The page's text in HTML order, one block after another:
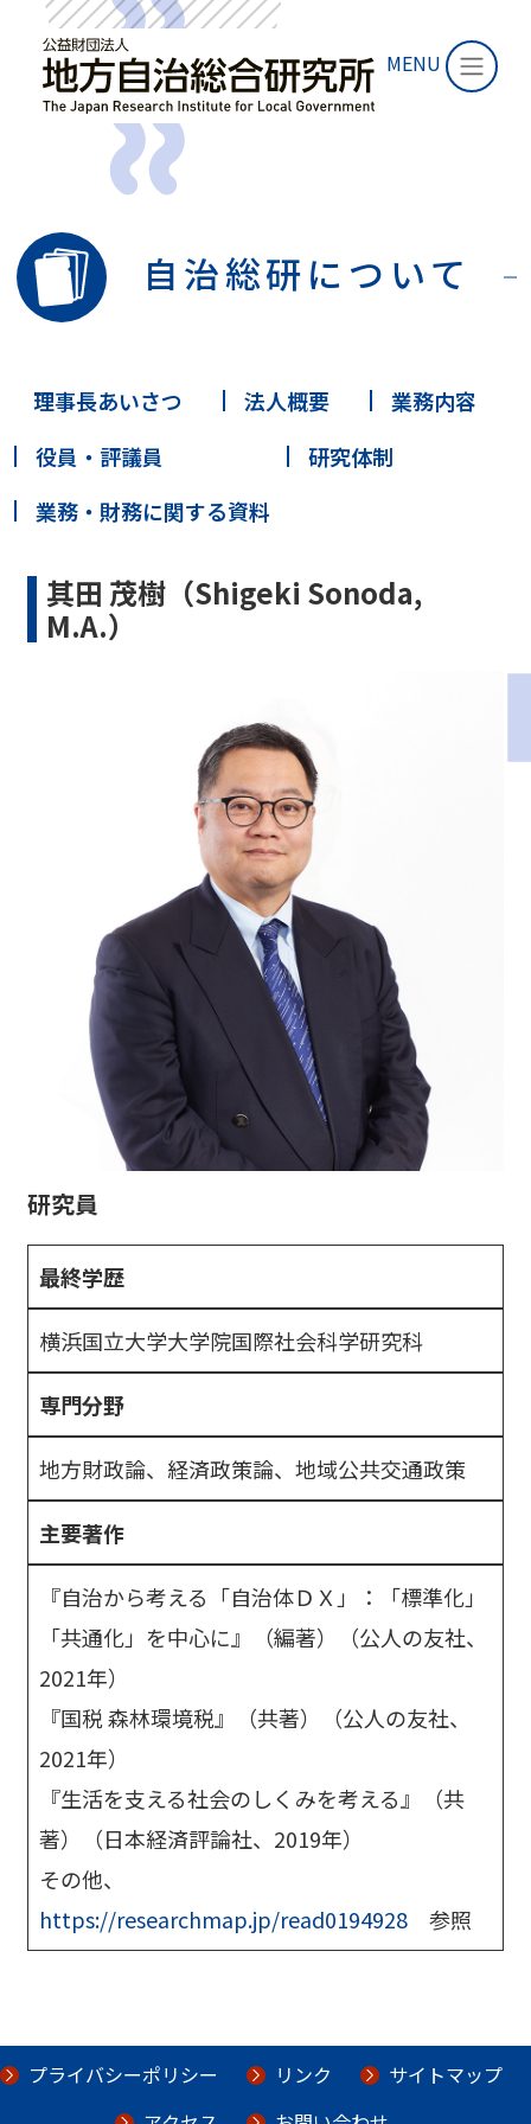
MENU
自治総研について
理事長あいさつ 法人概要
業務内容
役員・評議員
研究体制
業務・財務に関する資料
其田 茂樹（Shigeki Sonoda,
M.A.）
研究員
最終学歴
横浜国立大学大学院国際社会科学研究科
専門分野
地方財政論、経済政策論、地域公共交通政策
主要著作
『自治から考える「自治体ＤＸ」：「標準化」
「共通化」を中心に』（編著）（公人の友社、
2021年）
『国税 森林環境税』（共著）（公人の友社、
2021年）
『生活を支える社会のしくみを考える』（共
著）（日本経済評論社、2019年）
その他、
https://researchmap.jp/read0194928参照
プライバシーポリシー リンク
サイトマップ